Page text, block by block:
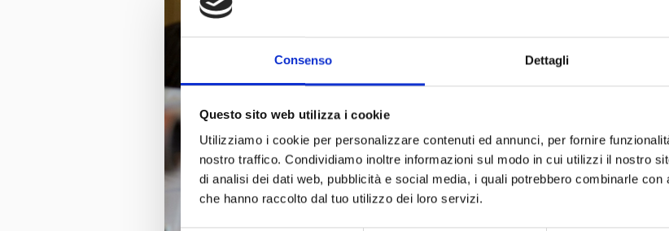
Consenso Dettagli
Questo sito web utilizza i cookie
Utilizziamo i cookie per personalizzare contenuti ed annunci, per fornire
nostro traffico. Condividiamo inoltre informazioni sul modo in cui utilizzi il nostro
di analisi dei dati web, pubblicità e social media, i quali potrebbero combinarle
che hanno raccolto dal tuo utilizzo dei loro servizi.